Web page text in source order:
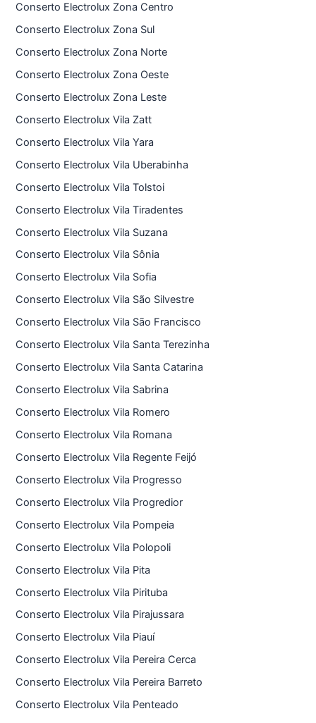
Conserto Electrolux Zona Centro
Conserto Electrolux Zona Sul
Conserto Electrolux Zona Norte
Conserto Electrolux Zona Oeste
Conserto Electrolux Zona Leste
Conserto Electrolux Vila Zatt
Conserto Electrolux Vila Yara
Conserto Electrolux Vila Uberabinha
Conserto Electrolux Vila Tolstoi
Conserto Electrolux Vila Tiradentes
Conserto Electrolux Vila Suzana
Conserto Electrolux Vila Sônia
Conserto Electrolux Vila Sofia
Conserto Electrolux Vila São Silvestre
Conserto Electrolux Vila São Francisco
Conserto Electrolux Vila Santa Terezinha
Conserto Electrolux Vila Santa Catarina
Conserto Electrolux Vila Sabrina
Conserto Electrolux Vila Romero
Conserto Electrolux Vila Romana
Conserto Electrolux Vila Regente Feijó
Conserto Electrolux Vila Progresso
Conserto Electrolux Vila Progredior
Conserto Electrolux Vila Pompeia
Conserto Electrolux Vila Polopoli
Conserto Electrolux Vila Pita
Conserto Electrolux Vila Pirituba
Conserto Electrolux Vila Pirajussara
Conserto Electrolux Vila Piauí
Conserto Electrolux Vila Pereira Cerca
Conserto Electrolux Vila Pereira Barreto
Conserto Electrolux Vila Penteado